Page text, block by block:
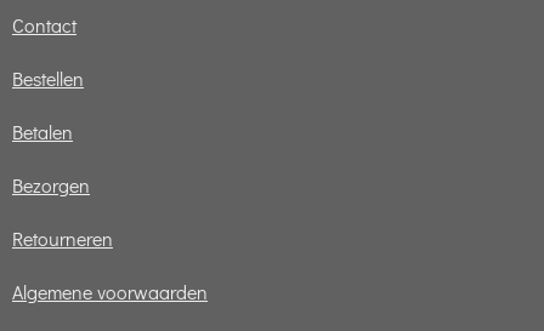
Contact
Bestellen
Betalen
Bezorgen
Retourneren
Algemene voorwaarden